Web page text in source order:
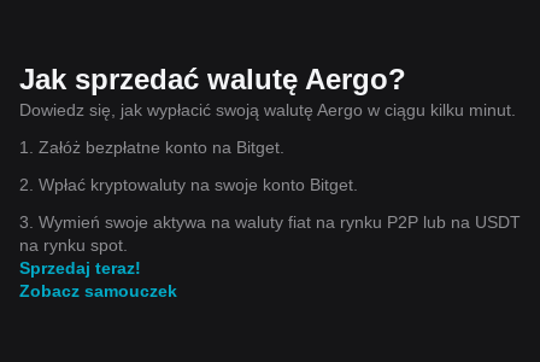
Jak sprzedać walutę Aergo?
Dowiedz się, jak wypłacić swoją walutę Aergo w ciągu kilku minut.
1. Załóż bezpłatne konto na Bitget.
2. Wpłać kryptowaluty na swoje konto Bitget.
3. Wymień swoje aktywa na waluty fiat na rynku P2P lub na USDT
na rynku spot.
Sprzedaj teraz!
Zobacz samouczek